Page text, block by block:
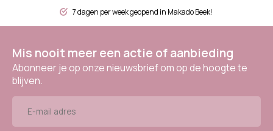
7 dagen per week geopend in Makado Beek!
Mis nooit meer een actie of aanbieding
Abonneer je op onze nieuwsbrief om op de hoogte te
blijven.